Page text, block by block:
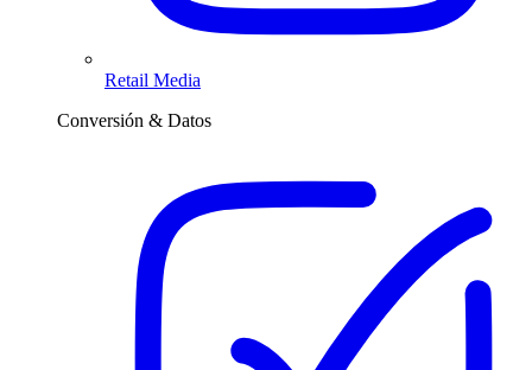
Retail Media
Conversión & Datos